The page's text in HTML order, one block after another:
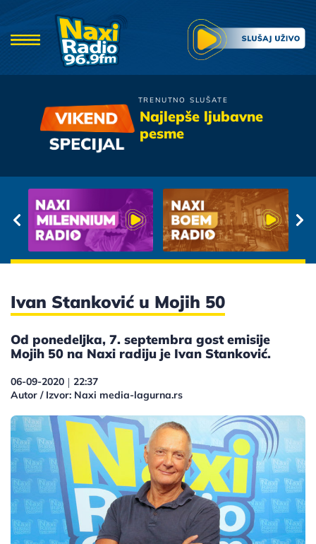
TRENUTNO SLUŠATE
Najlepše ljubavne
pesme
Danijela
Da Je Sladje Zaspati
Ivan Stanković u Mojih 50
Od ponedeljka, 7. septembra gost emisije
Mojih 50 na Naxi radiju je Ivan Stanković.
06-09-2020 | 22:37
Autor / Izvor: Naxi media-lagurna.rs